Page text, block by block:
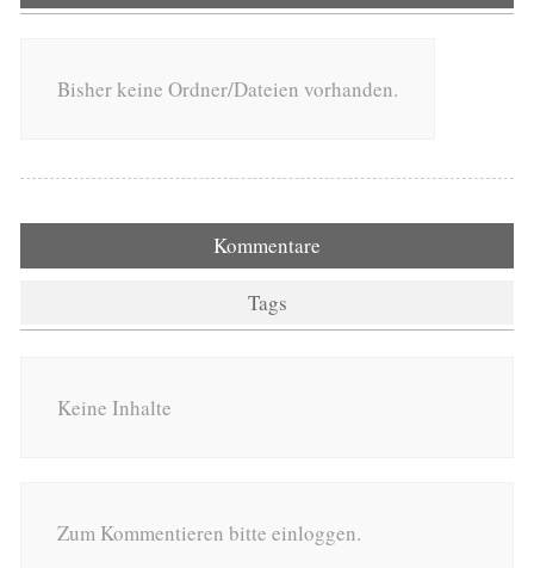
Bisher keine Ordner/Dateien vorhanden.
Kommentare
Tags
Keine Inhalte
Zum Kommentieren bitte einloggen.